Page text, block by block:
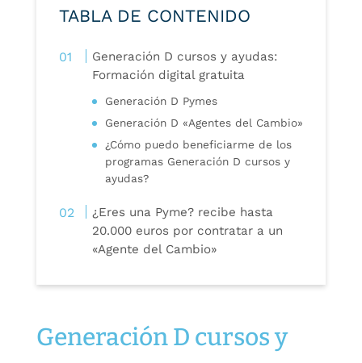
TABLA DE CONTENIDO
Generación D cursos y ayudas:
Formación digital gratuita
Generación D Pymes
Generación D «Agentes del Cambio»
¿Cómo puedo beneficiarme de los
programas Generación D cursos y
ayudas?
¿Eres una Pyme? recibe hasta
20.000 euros por contratar a un
«Agente del Cambio»
Generación D cursos y